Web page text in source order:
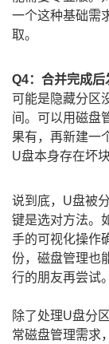
一个这种基础需
取。
Q4：合并完成后
可能是隐藏分区
间。可以用磁盘
果有，再新建一
U盘本身存在坏
说到底，U盘被
键是选对方法。
手的可视化操作
份，磁盘管理也
行的朋友再尝试。
除了处理U盘分
常磁盘管理需求